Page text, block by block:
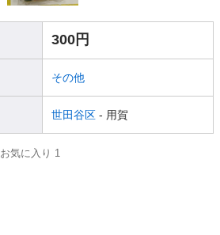
300円
その他
世田谷区 - 用賀
お気に入り 1